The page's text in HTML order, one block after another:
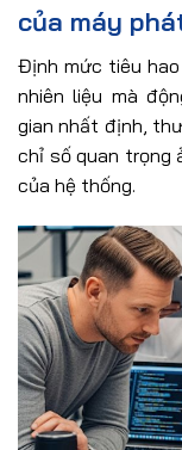
của máy
Định mức tiêu
nhiên liệu mà
gian nhất định,
chỉ số quan trọng
của hệ thống.